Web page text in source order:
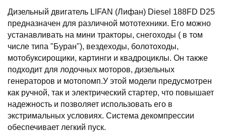
Дизельный двигатель LIFAN (Лифан) Diesel 188FD D25
предназначен для различной мототехники. Его можно
устанавливать на мини тракторы, снегоходы ( в том
числе типа "Буран"), вездеходы, болотоходы,
мотобуксирощики, картинги и квадроциклы. Он также
подходит для лодочных моторов, дизельных
генераторов и мотопомп.У этой модели предусмотрен
как ручной, так и электрический стартер, что повышает
надежность и позволяет использовать его в
экстримальных условиях. Система декомпрессии
обеспечивает легкий пуск.